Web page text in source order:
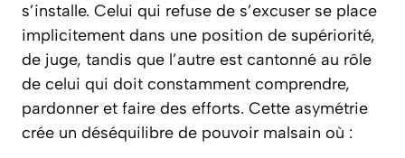
s’installe. Celui qui refuse de s’excuser se place
implicitement dans une position de supériorité,
de juge, tandis que l’autre est cantonné au rôle
de celui qui doit constamment comprendre,
pardonner et faire des efforts. Cette asymétrie
crée un déséquilibre de pouvoir malsain où :